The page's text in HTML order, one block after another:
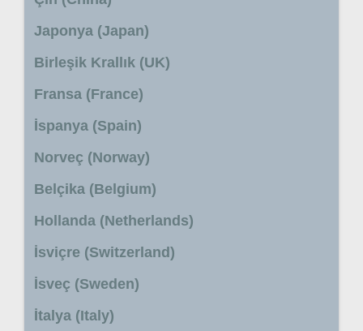
Japonya (Japan)
Birleşik Krallık (UK)
Fransa (France)
İspanya (Spain)
Norveç (Norway)
Belçika (Belgium)
Hollanda (Netherlands)
İsviçre (Switzerland)
İsveç (Sweden)
İtalya (Italy)